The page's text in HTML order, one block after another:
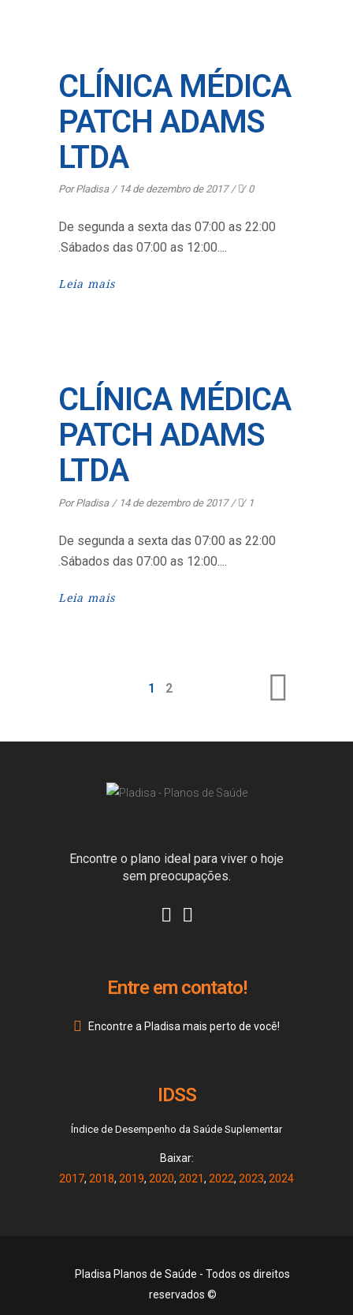
CLÍNICA MÉDICA
PATCH ADAMS
LTDA
Por Pladisa 14 de dezembro de 2017 0
De segunda a sexta das 07:00 as 22:00
.Sábados das 07:00 as 12:00.
Leia mais
CLÍNICA MÉDICA
PATCH ADAMS
LTDA
Por Pladisa 14 de dezembro de 2017 1
De segunda a sexta das 07:00 as 22:00
.Sábados das 07:00 as 12:00.
Leia mais
1 2
Encontre o plano ideal para viver o hoje
sem preocupações.
Entre em contato!
Encontre a Pladisa mais perto de você!
IDSS
Índice de Desempenho da Saúde Suplementar
Baixar:
2017, 2018, 2019, 2020, 2021, 2022, 2023, 2024
Pladisa Planos de Saúde - Todos os direitos
reservados ©